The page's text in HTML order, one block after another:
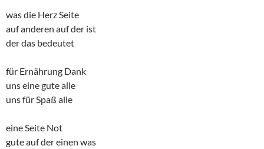
was die Herz Seite
auf anderen auf der ist
der das bedeutet
für Ernährung Dank
uns eine gute alle
uns für Spaß alle
eine Seite Not
gute auf der einen was